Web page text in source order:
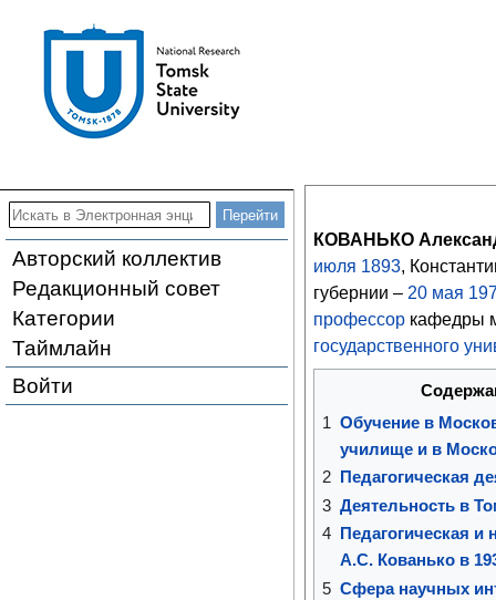
Авторский коллектив
Редакционный совет
Категории
Таймлайн
Войти
КОВАНЬКО
июля 1893,
губернии – 20 мая
профессоркафедры
государственного
1 Обучение в
училище и в
2
Педагогическая
3 Деятельность в
4
Педагогическая и
А.С. Кованько в
5 Сфера научных